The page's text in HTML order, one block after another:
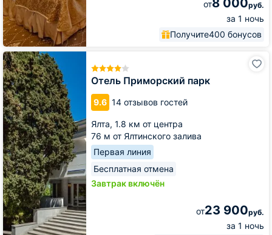
от8 000руб.
за 1 ночь
Получите400 бонусов
Отель Приморский парк
9.6 14 отзывов гостей
Ялта, 1.8 км от центра
76 м от Ялтинского залива
Первая линия
Бесплатная отмена
Завтрак включён
от23 900руб.
за 1 ночь
Отель
Приморский
парк